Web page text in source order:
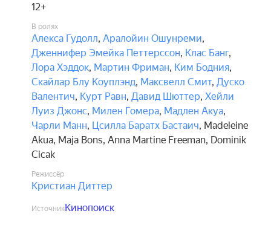
12+
В ролях
Алекса Гудолл, Аралойин Ошунреми,
Дженнифер Эмейка Петтерссон, Клас Банг,
Лора Хэддок, Мартин Фриман, Ким Бодния,
Скайлар Блу Коуплэнд, Максвелл Смит, Дуско
Валентич, Курт Равн, Давид Шюттер, Хейли
Луиз Джонс, Милен Гомера, Мадлен Акуа,
Чарли Манн, Цсилла Баратх Бастаич, Madeleine
Akua, Maja Bons, Anna Martine Freeman, Dominik
Cicak
Режиссёр
Кристиан Диттер
ИсточникКинопоиск